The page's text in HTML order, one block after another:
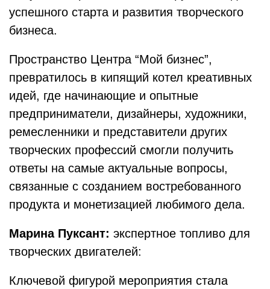
успешного старта и развития творческого
бизнеса.
Пространство Центра “Мой бизнес”,
превратилось в кипящий котел креативных
идей, где начинающие и опытные
предприниматели, дизайнеры, художники,
ремесленники и представители других
творческих профессий смогли получить
ответы на самые актуальные вопросы,
связанные с созданием востребованного
продукта и монетизацией любимого дела.
Марина Пуксант: экспертное топливо для
творческих двигателей:
Ключевой фигурой мероприятия стала